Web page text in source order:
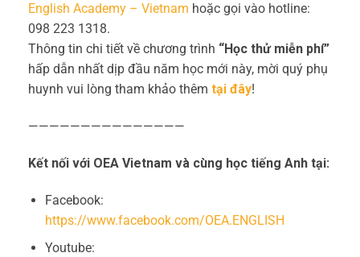
English Academy – Vietnam hoặc gọi vào hotline:
098 223 1318.
Thông tin chi tiết về chương trình “Học thử miễn phí”
hấp dẫn nhất dịp đầu năm học mới này, mời quý phụ
huynh vui lòng tham khảo thêm tại đây!
———————————————
Kết nối với OEA Vietnam và cùng học tiếng Anh tại:
Facebook:
https://www.facebook.com/OEA.ENGLISH
Youtube: